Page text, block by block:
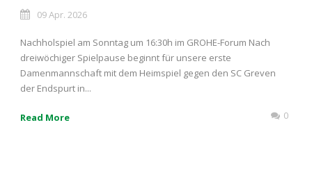
09 Apr. 2026
Nachholspiel am Sonntag um 16:30h im GROHE-Forum Nach
dreiwöchiger Spielpause beginnt für unsere erste
Damenmannschaft mit dem Heimspiel gegen den SC Greven
der Endspurt in...
Read More 0